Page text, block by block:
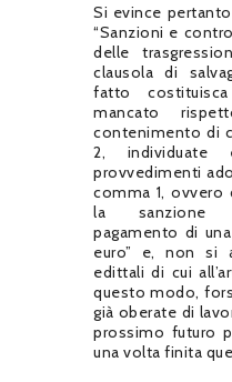
Si evince
“Sanzioni e
delle
clausola di
fatto
mancato
contenimento di
2,
provvedimenti
comma 1, ovvero
la sanzione
pagamento di
euro” e, non si
edittali di cui
questo modo,
già oberate di
prossimo futuro
una volta finita